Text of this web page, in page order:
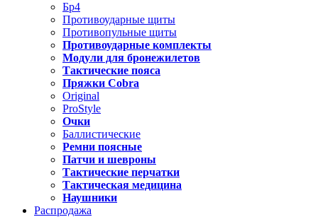
Бр4
Противоударные щиты
Противопульные щиты
Противоударные комплекты
Модули для бронежилетов
Тактические пояса
Пряжки Cobra
Original
ProStyle
Очки
Баллистические
Ремни поясные
Патчи и шевроны
Тактические перчатки
Тактическая медицина
Наушники
Распродажа